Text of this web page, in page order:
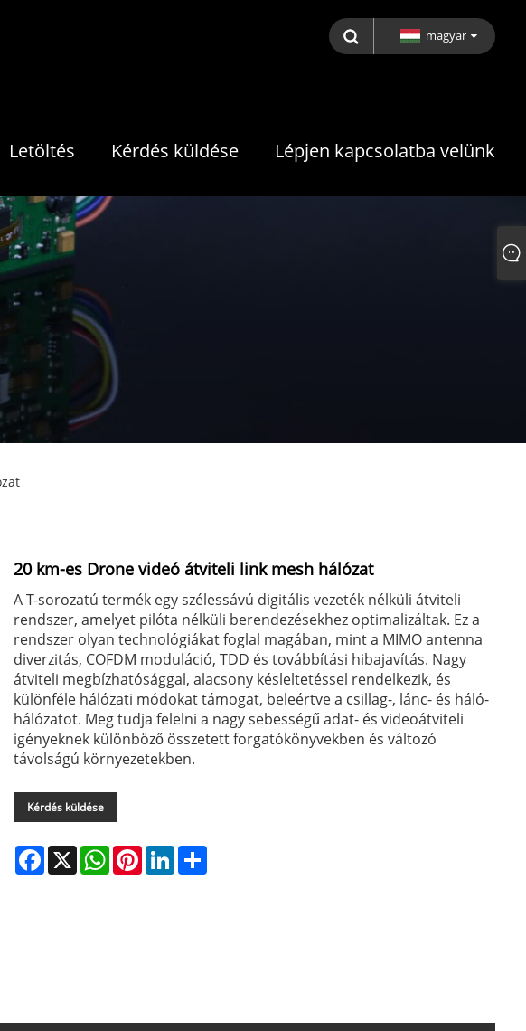
magyar
Letöltés Kérdés küldése Lépjen kapcsolatba velünk
20 km-es Drone videó átviteli link mesh hálózat
A T-sorozatú termék egy szélessávú digitális vezeték nélküli átviteli
rendszer, amelyet pilóta nélküli berendezésekhez optimalizáltak. Ez a
rendszer olyan technológiákat foglal magában, mint a MIMO antenna
diverzitás, COFDM moduláció, TDD és továbbítási hibajavítás. Nagy
átviteli megbízhatósággal, alacsony késleltetéssel rendelkezik, és
különféle hálózati módokat támogat, beleértve a csillag-, lánc- és háló-
hálózatot. Meg tudja felelni a nagy sebességű adat- és videoátviteli
igényeknek különböző összetett forgatókönyvekben és változó
távolságú környezetekben.
Kérdés küldése
Facebook
X WhatsApp
PinterestLinkedIn